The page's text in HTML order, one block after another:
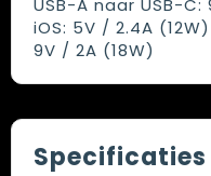
USB-A naar USB-C:
iOS: 5V / 2.4A
9V / 2A (18W)
Specificaties